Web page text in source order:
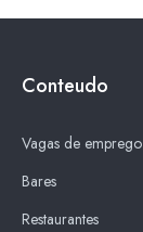
Conteudo
Vagas de emprego
Bares
Restaurantes